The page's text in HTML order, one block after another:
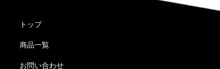
トップ
商品一覧
お問い合わせ